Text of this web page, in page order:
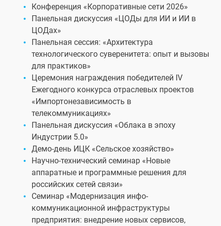
Конференция «Корпоративные сети 2026»
Панельная дискуссия «ЦОДы для ИИ и ИИ в
ЦОДах»
Панельная сессия: «Архитектура
технологического суверенитета: опыт и вызовы
для практиков»
Церемония награждения победителей IV
Ежегодного конкурса отраслевых проектов
«Импортонезависимость в
телекоммуникациях»
Панельная дискуссия «Облака в эпоху
Индустрии 5.0»
Демо-день ИЦК «Сельское хозяйство»
Научно-технический семинар «Новые
аппаратные и программные решения для
российских сетей связи»
Семинар «Модернизация инфо-
коммуникационной инфраструктуры
предприятия: внедрение новых сервисов,